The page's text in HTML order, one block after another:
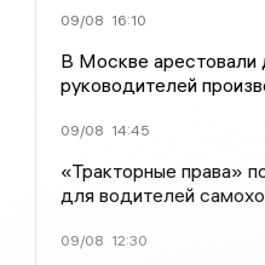
09/08 16:10
В Москве
руководителей
09/08 14:45
«Тракторные права»
для водителей
09/08 12:30